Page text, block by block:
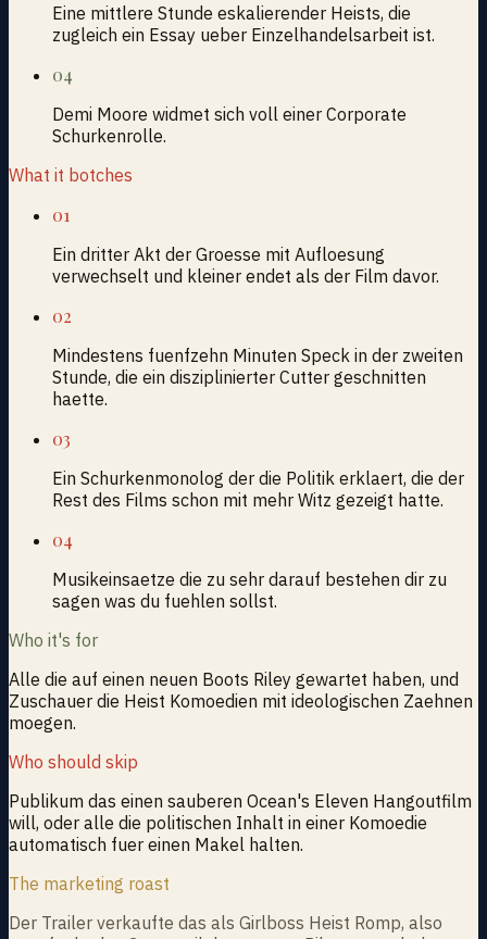
Eine mittlere Stunde eskalierender Heists, die
zugleich ein Essay ueber Einzelhandelsarbeit ist.
04
Demi Moore widmet sich voll einer Corporate
Schurkenrolle.
What it botches
01
Ein dritter Akt der Groesse mit Aufloesung
verwechselt und kleiner endet als der Film davor.
02
Mindestens fuenfzehn Minuten Speck in der zweiten
Stunde, die ein disziplinierter Cutter geschnitten
haette.
03
Ein Schurkenmonolog der die Politik erklaert, die der
Rest des Films schon mit mehr Witz gezeigt hatte.
04
Musikeinsaetze die zu sehr darauf bestehen dir zu
sagen was du fuehlen sollst.
Who it's for
Alle die auf einen neuen Boots Riley gewartet haben, und
Zuschauer die Heist Komoedien mit ideologischen Zaehnen
moegen.
Who should skip
Publikum das einen sauberen Ocean's Eleven Hangoutfilm
will, oder alle die politischen Inhalt in einer Komoedie
automatisch fuer einen Makel halten.
The marketing roast
Der Trailer verkaufte das als Girlboss Heist Romp, also